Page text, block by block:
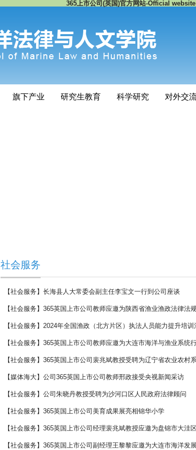
365上市公司(英国)官方网站-Official website
旗下产业 研究生教育 科学研究 对外交
社会服务
【社会服务】长海县人大常委会副主任李宝文一行到公司座谈
【社会服务】365英国上市公司教师应邀为陕西省渔业渔政法律法
【社会服务】2024年全国渔政（北方片区）执法人员能力提升培
【社会服务】365英国上市公司教师应邀为大连市海洋与渔业系统
【社会服务】365英国上市公司裴兆斌教授受聘为辽宁省农业农村
【媒体海大】公司365英国上市公司教师邢政接受央视新闻采访
【社会服务】公司朱晓丹教授受聘为沙河口区人民政府法律顾问
【社会服务】365英国上市公司美育成果展亮相锦华小学
【社会服务】365英国上市公司经理裴兆斌教授应邀为盘锦市大洼
【社会服务】365英国上市公司副经理王黎黎应邀为大连市海洋发